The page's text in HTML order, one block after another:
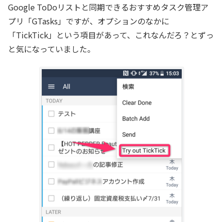
Google ToDoリストと同期できるおすすめタスク管理ア
プリ「GTasks」ですが、オプションのなかに
「TickTick」という項目があって、これなんだろ？とずっ
と気になっていました。